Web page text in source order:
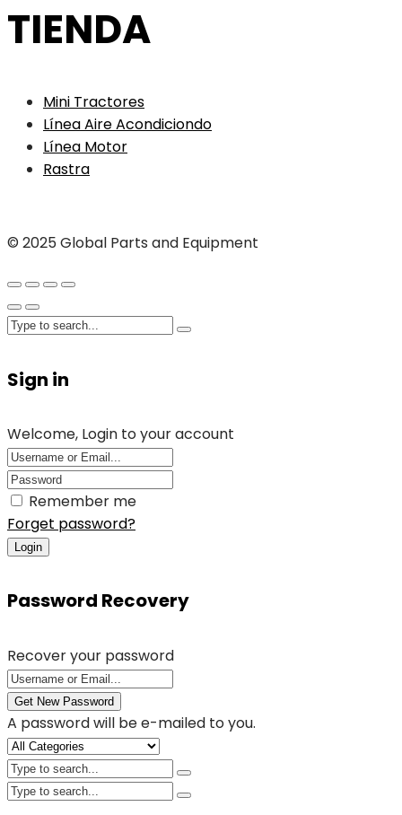
TIENDA
Mini Tractores
Línea Aire Acondiciondo
Línea Motor
Rastra
© 2025 Global Parts and Equipment
Sign in
Welcome, Login to your account
Remember me
Forget password?
Login
Password Recovery
Recover your password
Get New Password
A password will be e-mailed to you.